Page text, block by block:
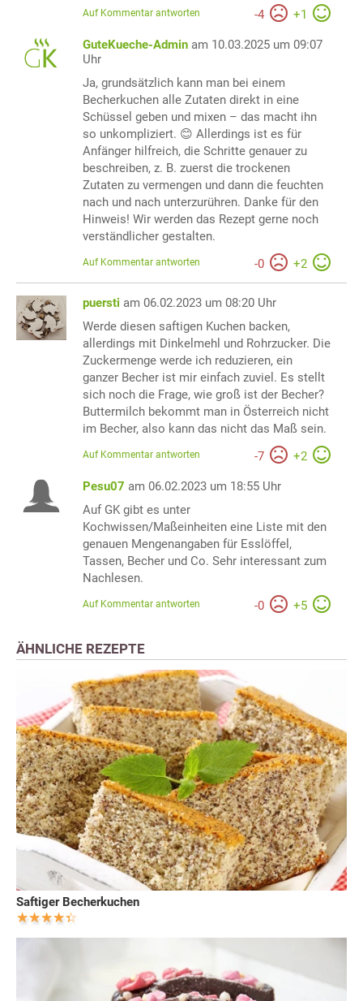
-4 +1
Auf Kommentar antworten
GuteKueche-Admin am 10.03.2025 um 09:07
Uhr
Ja, grundsätzlich kann man bei einem
Becherkuchen alle Zutaten direkt in eine
Schüssel geben und mixen – das macht ihn
so unkompliziert. 😊 Allerdings ist es für
Anfänger hilfreich, die Schritte genauer zu
beschreiben, z. B. zuerst die trockenen
Zutaten zu vermengen und dann die feuchten
nach und nach unterzurühren. Danke für den
Hinweis! Wir werden das Rezept gerne noch
verständlicher gestalten.
-0 +2
Auf Kommentar antworten
puersti am 06.02.2023 um 08:20 Uhr
Werde diesen saftigen Kuchen backen,
allerdings mit Dinkelmehl und Rohrzucker. Die
Zuckermenge werde ich reduzieren, ein
ganzer Becher ist mir einfach zuviel. Es stellt
sich noch die Frage, wie groß ist der Becher?
Buttermilch bekommt man in Österreich nicht
im Becher, also kann das nicht das Maß sein.
-7 +2
Auf Kommentar antworten
Pesu07 am 06.02.2023 um 18:55 Uhr
Auf GK gibt es unter
Kochwissen/Maßeinheiten eine Liste mit den
genauen Mengenangaben für Esslöffel,
Tassen, Becher und Co. Sehr interessant zum
Nachlesen.
-0 +5
Auf Kommentar antworten
ÄHNLICHE REZEPTE
Saftiger Becherkuchen